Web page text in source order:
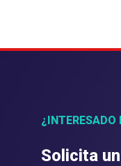
¿INTERESADO
Solicita